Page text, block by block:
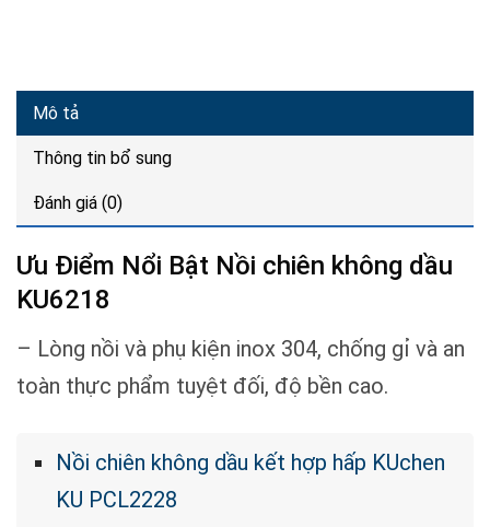
Mô tả
Thông tin bổ sung
Đánh giá (0)
Ưu Điểm Nổi Bật Nồi chiên không dầu
KU6218
– Lòng nồi và phụ kiện inox 304, chống gỉ và an
toàn thực phẩm tuyệt đối, độ bền cao.
Nồi chiên không dầu kết hợp hấp KUchen
KU PCL2228